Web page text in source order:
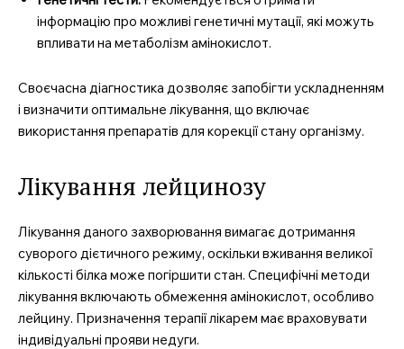
інформацію про можливі генетичні мутації, які можуть
впливати на метаболізм амінокислот.
Своєчасна діагностика дозволяє запобігти ускладненням
і визначити оптимальне лікування, що включає
використання препаратів для корекції стану організму.
Лікування лейцинозу
Лікування даного захворювання вимагає дотримання
суворого дієтичного режиму, оскільки вживання великої
кількості білка може погіршити стан. Специфічні методи
лікування включають обмеження амінокислот, особливо
лейцину. Призначення терапії лікарем має враховувати
індивідуальні прояви недуги.